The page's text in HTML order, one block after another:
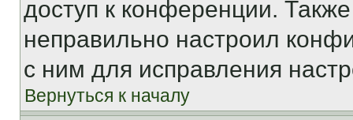
доступ к конференции.
неправильно настроил
с ним для исправления
Вернуться к началу